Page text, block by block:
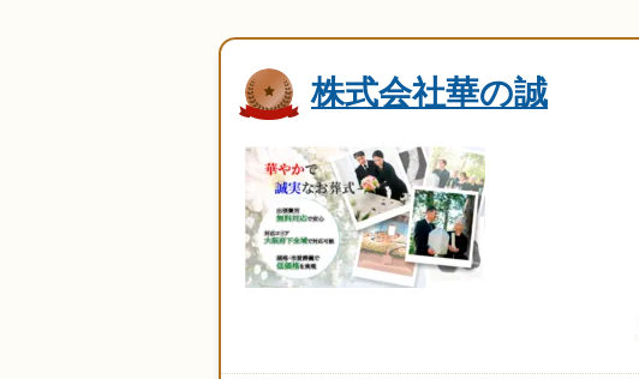
株式会社華の誠